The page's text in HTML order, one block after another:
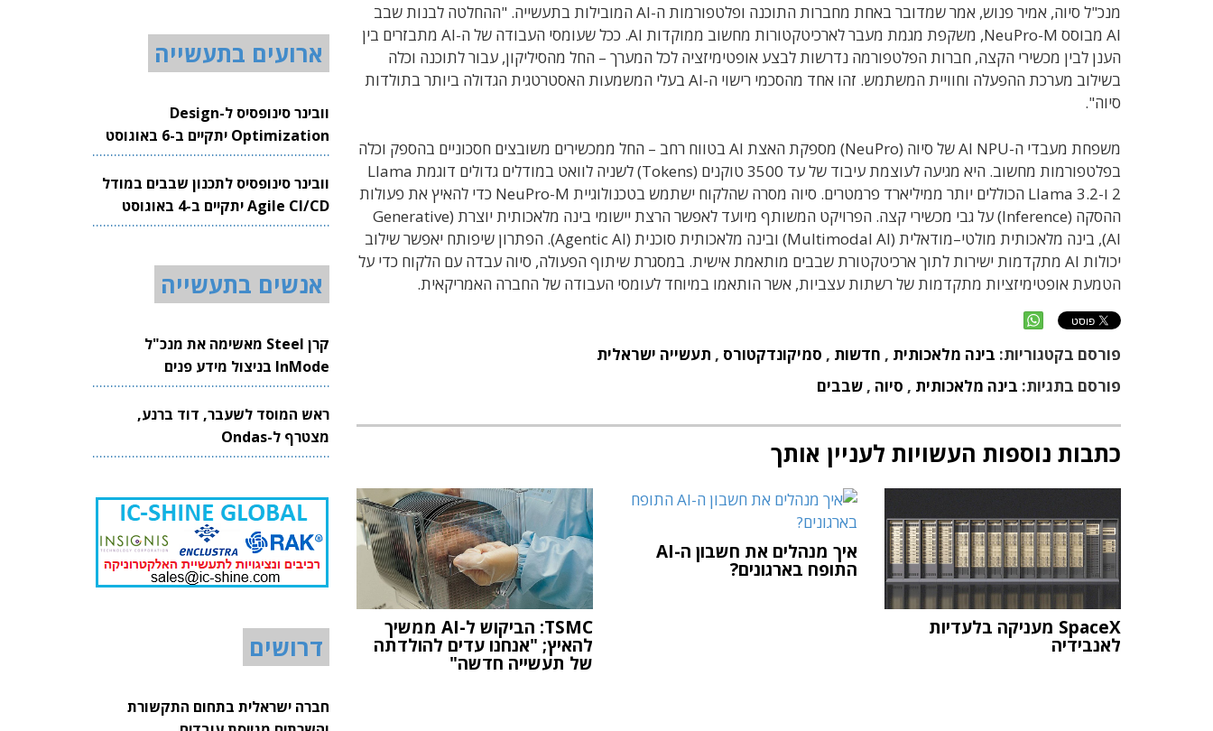
מנכ"ל סיוה, אמיר פנוש, אמר שמדובר באחת מחברות התוכנה ופלטפורמות ה-AI
המובילות בתעשייה. "ההחלטה לבנות שבב
AI מבוסס NeuPro-M, משקפת מגמת מעבר לארכיטקטורות מחשוב ממוקדות AI . ככל שעומסי העבודה של ה-AI מתבזרים בין
הענן לבין מכשירי הקצה, חברות הפלטפורמה נדרשות לבצע אופטימיזציה לכל המערך – החל מהסיליקון, עבור לתוכנה וכלה
בשילוב מערכת ההפעלה וחוויית המשתמש. זהו אחד מהסכמי רישוי ה-AI
בעלי המשמעות האסטרטגית הגדולה ביותר בתולדות
סיוה".
משפחת מעבדי ה-AI NPU של סיוה (NeuPro) מספקת האצת AI בטווח רחב – החל ממכשירים משובצים חסכוניים בהספק וכלה
בפלטפורמות מחשוב
. היא מגיעה לעוצמת עיבוד של עד 3500 טוקנים (Tokens) לשניה לוואט במודלים גדולים דוגמת Llama
2 ו-Llama 3.2 הכוללים יותר ממיליארד פרמטרים. סיוה מסרה שהלקוח ישתמש
בטכנולוגיית
NeuPro-M כדי להאיץ את פעולות
ההסקה (Inference) על גבי מכשירי קצה. הפרויקט המשותף מיועד לאפשר הרצת יישומי בינה מלאכותית יוצרת (Generative
AI),
בינה מלאכותית מולטי–מודאלית (Multimodal AI) ובינה מלאכותית סוכנית (Agentic AI). הפתרון שיפותח י
אפשר שילוב
יכולות AI מתקדמות ישירות לתוך ארכיטקטורת שבבים מותאמת אישית. במסגרת שיתוף הפעולה, סיוה עבדה עם הלקוח כדי על
הטמעת אופטימיזציות מתקדמות של רשתות עצביות, אשר הותאמו במיוחד לעומסי העבודה של החברה האמריקאית.
פורסם בקטגוריות: בינה מלאכותית , חדשות , סמיקונדקטורס , תעשייה ישראלית
פורסם בתגיות: בינה מלאכותית , סיוה , שבבים
כתבות נוספות העשויות לעניין אותך
SpaceX מעניקה בלעדיות
לאנבידיה
איך מנהלים את חשבון ה-AI
התופח בארגונים?
TSMC: הביקוש ל-AI ממשיך
להאיץ; "אנחנו עדים להולדתה
של תעשייה חדשה"
ארועים בתעשייה
וובינר סינופסיס ל-Design
Optimization יתקיים ב-6 באוגוסט
2026
וובינר סינופסיס לתכנון שבבים במודל
Agile CI/CD יתקיים ב-4 באוגוסט
2026
אנשים בתעשייה
קרן Steel מאשימה את מנכ"ל
InMode בניצול מידע פנים
ראש המוסד לשעבר, דוד ברנע,
מצטרף ל-Ondas
דרושים
חברה ישראלית בתחום התקשורת